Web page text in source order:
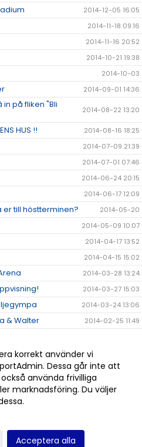
2014-12-05 16:05
2014-11-18 09:16
2014-11-16 20:52
2014-10-21 19:38
2014-10-03
2014-09-01 14:36
in på fliken "Bli
2014-08-22 13:20
HUS !! 2014-08-16 18:25
2014-07-09 21:39
2014-07-01 07:46
2014-06-24 20:15
2014-06-17 12:09
er till höstterminen? 2014-05-20
2014-05-09 10:07
2014-04-17 13:52
2014-04-15 15:02
2014-03-28 13:24
2014-03-27 15:03
2014-03-24 13:06
& Walter 2014-02-25 11:49
2013-12-12 13:36
2013-12-12 13:35
2013-12-12 13:34
korrekt använder vi
Dessa går inte att
använda frivilliga
marknadsföring. Du väljer
Acceptera alla